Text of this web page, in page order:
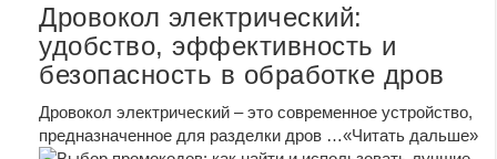
Дровокол электрический:
удобство, эффективность и
безопасность в обработке дров
Дровокол электрический – это современное устройство,
предназначенное для разделки дров …«Читать дальше»